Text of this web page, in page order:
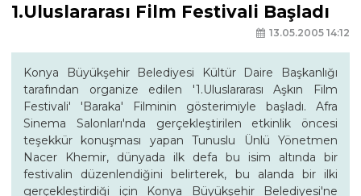
1.Uluslararası Film Festivali Başladı
13.05.2005 14:12
Konya Büyükşehir Belediyesi Kültür Daire Başkanlığı
tarafından organize edilen '1.Uluslararası Aşkın Film
Festivali' 'Baraka' Filminin gösterimiyle başladı. Afra
Sinema Salonları'nda gerçekleştirilen etkinlik öncesi
teşekkür konuşması yapan Tunuslu Ünlü Yönetmen
Nacer Khemir, dünyada ilk defa bu isim altında bir
festivalin düzenlendiğini belirterek, bu alanda bir ilki
gerçekleştirdiği için Konya Büyükşehir Belediyesi'ne